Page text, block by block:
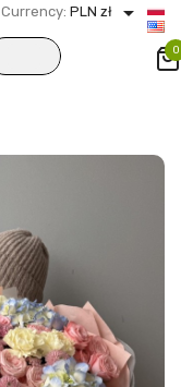
Currency: PLN zł 
0